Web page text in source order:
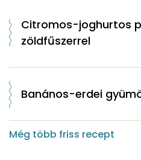
Citromos-joghurtos
zöldfűszerrel
Banános-erdei
Még több friss recept